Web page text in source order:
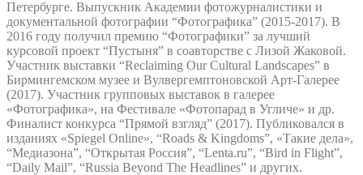
Петербурге. Выпускник Академии фотожурналистики и
документальной фотографии “Фотографика” (2015-2017). В
2016 году получил премию “Фотографики” за лучший
курсовой проект “Пустыня” в соавторстве с Лизой Жаковой.
Участник выставки “Reclaiming Our Cultural Landscapes” в
Бирмингемском музее и Вулвергемптоновской Арт-Галерее
(2017). Участник групповых выставок в галерее
«Фотографика», на Фестивале «Фотопарад в Угличе» и др.
Финалист конкурса “Прямой взгляд” (2017). Публиковался в
изданиях «Spiegel Online», “Roads & Kingdoms”, «Такие дела»,
“Медиазона”, “Открытая Россия”, “Lenta.ru”, “Bird in Flight”,
“Daily Mail”, “Russia Beyond The Headlines” и других.